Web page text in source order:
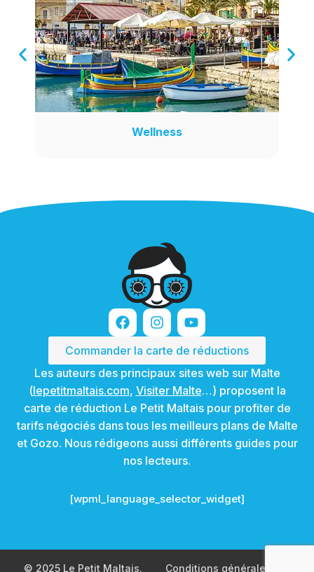
Wellness
Commander la carte de réductions
Les auteurs des principaux sites web sur Malte
(lepetitmaltais.com, Visiter Malte…) proposent la
carte de réduction Le Petit Maltais pour profiter de
tarifs négociés dans tous les meilleurs plans de Malte
et Gozo. Nous rédigeons aussi différents guides pour
nos lecteurs.
[wpml_language_selector_widget]
© 2025 Le Petit Maltais. Conditions générales de